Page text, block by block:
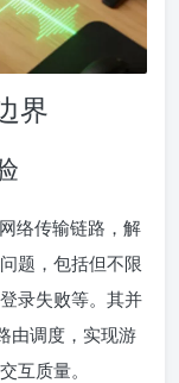
界
络传输链路，解
题，包括但不限
录失败等。其并
由调度，实现游
互质量。